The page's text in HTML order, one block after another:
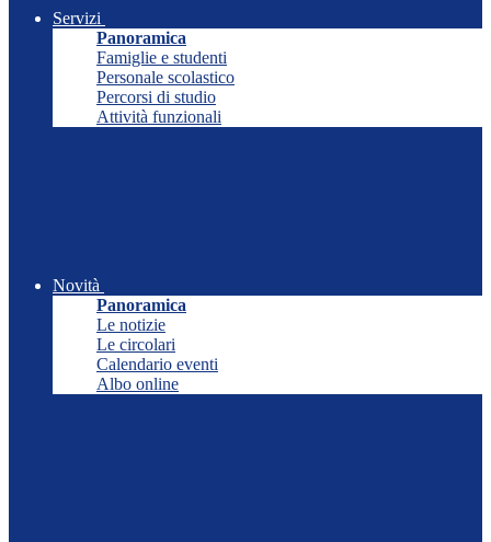
Servizi
Panoramica
Famiglie e studenti
Personale scolastico
Percorsi di studio
Attività funzionali
Novità
Panoramica
Le notizie
Le circolari
Calendario eventi
Albo online